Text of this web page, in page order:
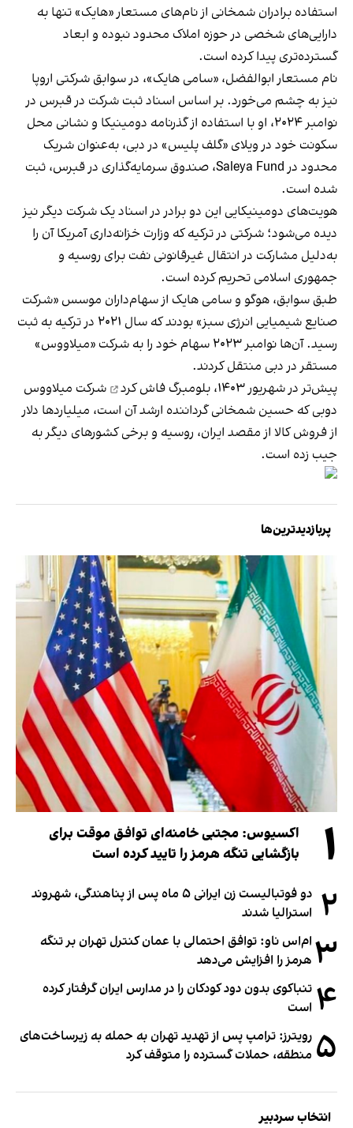
استفاده برادران شمخانی از نام‌های مستعار «هایک» تنها به
دارایی‌های شخصی در حوزه املاک محدود نبوده و ابعاد
گسترده‌تری پیدا کرده است.
نام مستعار ابوالفضل، «سامی هایک»، در سوابق شرکتی اروپا
نیز به چشم می‌خورد. بر اساس اسناد ثبت شرکت در قبرس در
نوامبر ۲۰۲۴، او با استفاده از گذرنامه دومینیکا و نشانی محل
سکونت خود در ویلای «گلف پلیس» در دبی، به‌عنوان شریک
محدود در Saleya Fund، صندوق سرمایه‌گذاری در قبرس، ثبت
شده است.
هویت‌های دومینیکایی این دو برادر در اسناد یک شرکت دیگر نیز
دیده می‌شود؛ شرکتی در ترکیه که وزارت خزانه‌داری آمریکا آن را
به‌دلیل مشارکت در انتقال غیرقانونی نفت برای روسیه و
جمهوری اسلامی تحریم کرده است.
طبق سوابق، هوگو و سامی هایک از سهام‌داران موسس «شرکت
صنایع شیمیایی انرژی سبز» بودند که سال ۲۰۲۱ در ترکیه به ثبت
رسید. آن‌ها نوامبر ۲۰۲۳ سهام خود را به شرکت «میلاووس»
مستقر در دبی منتقل کردند.
پیش‌تر در شهریور ۱۴۰۳، بلومبرگ
فاش کرد
شرکت میلاووس
دوبی که حسین شمخانی گرداننده ارشد آن است، میلیاردها دلار
از فروش کالا از مقصد ایران، روسیه و برخی کشورهای دیگر به
جیب زده است.
پربازدیدترین‌ها
۱
اکسیوس: مجتبی خامنه‌ای توافق موقت برای
بازگشایی تنگه هرمز را تایید کرده است
۲
دو فوتبالیست زن ایرانی ۵ ماه پس از پناهندگی، شهروند
استرالیا شدند
۳ ام‌اس ناو: توافق احتمالی با عمان کنترل تهران بر تنگه
هرمز را افزایش می‌دهد
۴ تنباکوی بدون دود کودکان را در مدارس ایران گرفتار کرده
است
۵ رویترز: ترامپ پس از تهدید تهران به حمله به زیرساخت‌های
منطقه، حملات گسترده را متوقف کرد
انتخاب سردبیر